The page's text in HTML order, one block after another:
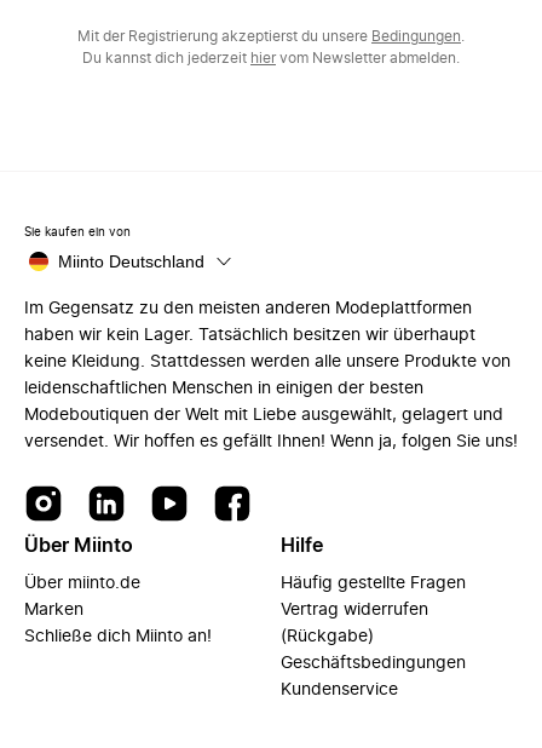
Mit der Registrierung akzeptierst du unsere Bedingungen
Du kannst dich jederzeit hiervom Newsletter abmelden.
Sie kaufen ein von
Miinto Deutschland
Im Gegensatz zu den meisten anderen Modeplattformen
haben wir kein Lager. Tatsächlich besitzen wir überhaupt
keine Kleidung. Stattdessen werden alle unsere Produkte von
leidenschaftlichen Menschen in einigen der besten
Modeboutiquen der Welt mit Liebe ausgewählt, gelagert und
versendet. Wir hoffen es gefällt Ihnen! Wenn ja, folgen Sie uns!
Über Miinto
Über miinto.de
Marken
Schließe dich Miinto an!
Hilfe
Häufig gestellte Fragen
Vertrag widerrufen
(Rückgabe)
Geschäftsbedingungen
Kundenservice